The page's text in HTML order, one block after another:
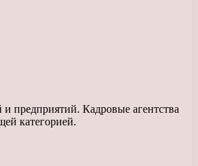
предприятий. Кадровые агентства
категорией.